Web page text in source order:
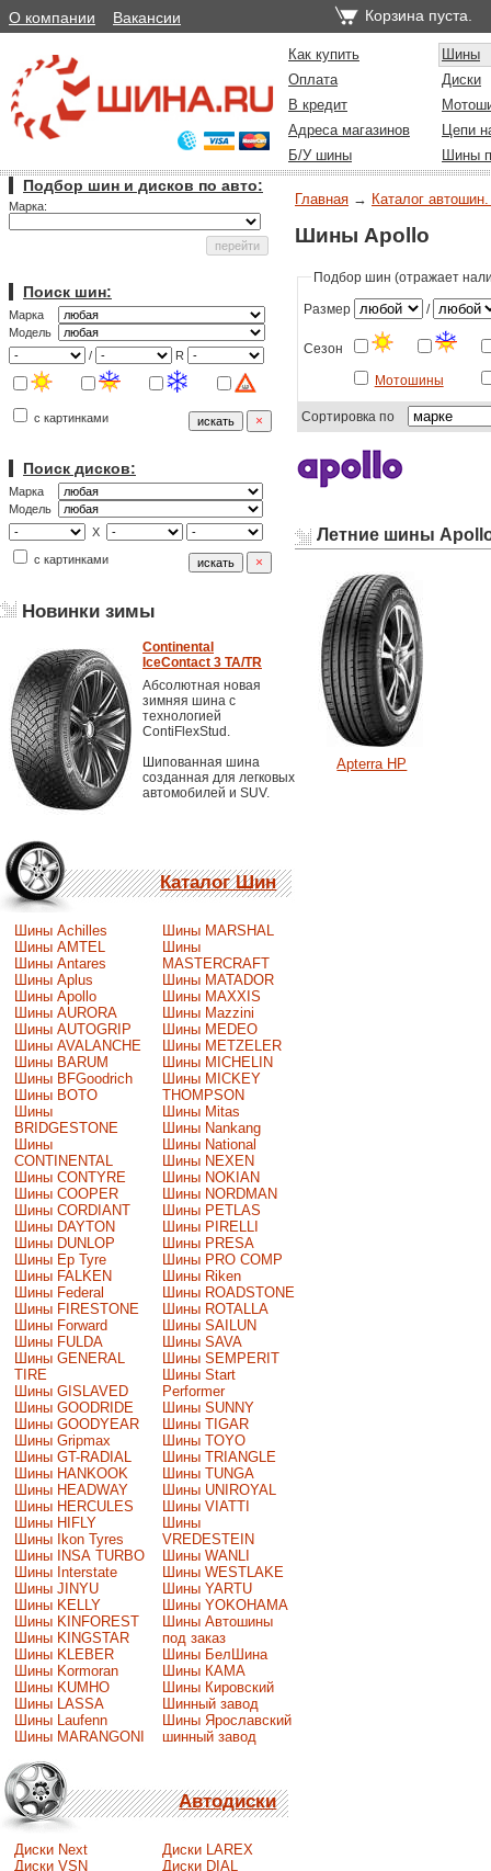
О компании Вакансии Корзина пуста.
Как купить
Шины
Оплата
Диски
В кредит
Адреса магазинов
Цепи
Б/У шины
Шины
Подбор шин и дисков по авто:
Марка:
Поиск шин:
Марка
Модель
/
R
с картинками
Поиск дисков:
Марка
Модель
X
с картинками
Новинки зимы
Continental
IceContact 3 TA/TR
Абсолютная новая
зимняя шина с
технологией
ContiFlexStud.
Шипованная шина
созданная для легковых
автомобилей и SUV.
Каталог Шин
Шины Achilles
Шины AMTEL
Шины Antares
Шины Aplus
Шины Apollo
Шины AURORA
Шины AUTOGRIP
Шины AVALANCHE
Шины BARUM
Шины BFGoodrich
Шины BOTO
Шины
BRIDGESTONE
Шины
CONTINENTAL
Шины CONTYRE
Шины COOPER
Шины CORDIANT
Шины DAYTON
Шины DUNLOP
Шины Ep Tyre
Шины FALKEN
Шины Federal
Шины FIRESTONE
Шины Forward
Шины FULDA
Шины GENERAL
TIRE
Шины GISLAVED
Шины GOODRIDE
Шины GOODYEAR
Шины Gripmax
Шины GT-RADIAL
Шины HANKOOK
Шины HEADWAY
Шины HERCULES
Шины HIFLY
Шины Ikon Tyres
Шины INSA TURBO
Шины Interstate
Шины JINYU
Шины KELLY
Шины KINFOREST
Шины KINGSTAR
Шины KLEBER
Шины Kormoran
Шины KUMHO
Шины LASSA
Шины Laufenn
Шины MARANGONI
Шины MARSHAL
Шины
MASTERCRAFT
Шины MATADOR
Шины MAXXIS
Шины Mazzini
Шины MEDEO
Шины METZELER
Шины MICHELIN
Шины MICKEY
THOMPSON
Шины Mitas
Шины Nankang
Шины National
Шины NEXEN
Шины NOKIAN
Шины NORDMAN
Шины PETLAS
Шины PIRELLI
Шины PRESA
Шины PRO COMP
Шины Riken
Шины ROADSTONE
Шины ROTALLA
Шины SAILUN
Шины SAVA
Шины SEMPERIT
Шины Start
Performer
Шины SUNNY
Шины TIGAR
Шины TOYO
Шины TRIANGLE
Шины TUNGA
Шины UNIROYAL
Шины VIATTI
Шины
VREDESTEIN
Шины WANLI
Шины WESTLAKE
Шины YARTU
Шины YOKOHAMA
Шины Автошины
под заказ
Шины БелШина
Шины КАМА
Шины Кировский
Шинный завод
Шины Ярославский
шинный завод
Автодиски
Диски Next
Диски VSN
Диски LAREX
Диски DIAL
Главная → Каталог
Шины Apollo
Подбор шин (отражает
Размер /
Сезон
Мотошины
Сортировка по
Летние шины
Apterra HP